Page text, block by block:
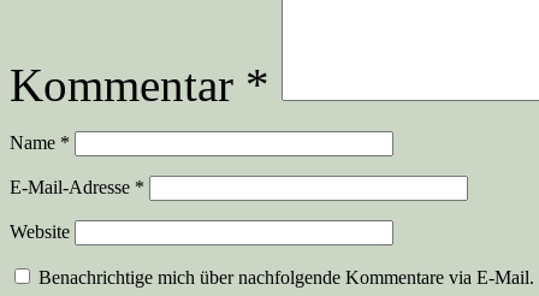
Kommentar *
Name *
E-Mail-Adresse *
Website
Benachrichtige mich über nachfolgende Kommentare via E-Mail.